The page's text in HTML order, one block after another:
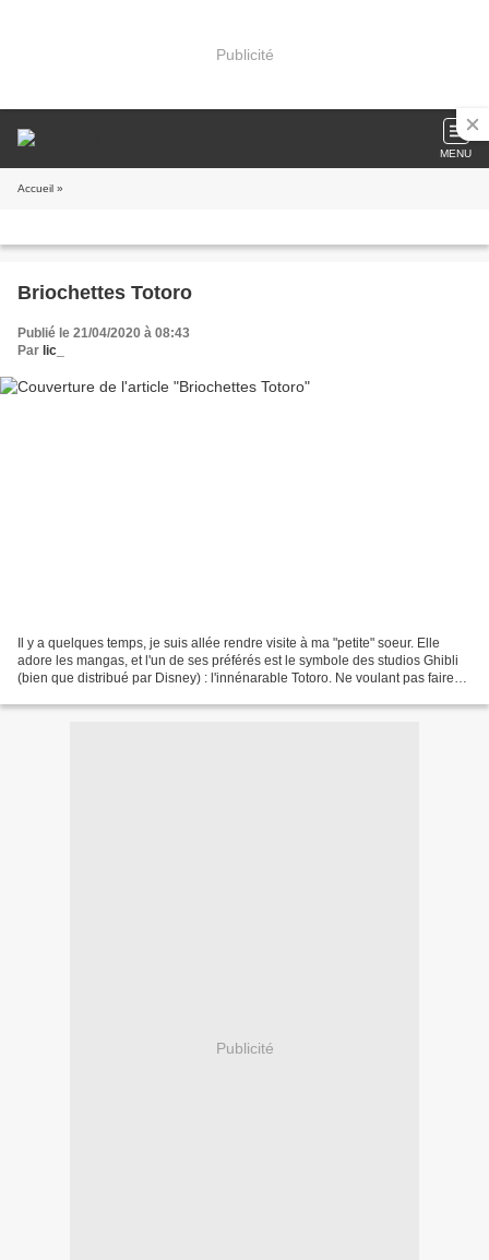
Publicité
MENU
Accueil »
Briochettes Totoro
Publié le 21/04/2020 à 08:43
Par lic_
Il y a quelques temps, je suis allée rendre visite à ma "petite" soeur. Elle
adore les mangas, et l'un de ses préférés est le symbole des studios Ghibli
(bien que distribué par Disney) : l'innénarable Totoro. Ne voulant pas faire
Publicité